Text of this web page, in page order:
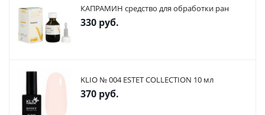
КАПРАМИН средство для обработки ран
330 руб.
KLIO № 004 ESTET COLLECTION 10 мл
370 руб.